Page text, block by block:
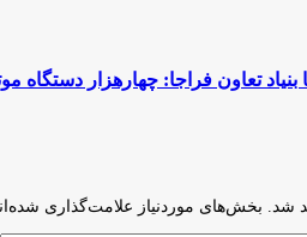
تعاون فراجا: چهارهزار
شد. بخش‌های موردنیاز علامت‌گذاری